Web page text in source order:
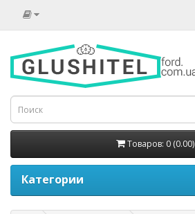
Товаров: 0 (0.00)
Категории